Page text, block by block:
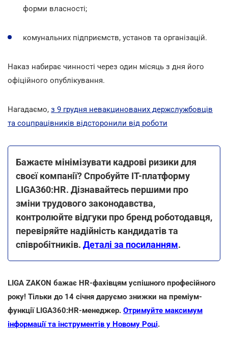
форми власності;
комунальних підприємств, установ та організацій.
Наказ набирає чинності через один місяць з дня його
офіційного опублікування.
Нагадаємо, з 9 грудня невакцинованих держслужбовців
та соцпрацівників відсторонили від роботи
Бажаєте мінімізувати кадрові ризики для
своєї компанії? Спробуйте ІТ-платформу
LIGA360:HR. Дізнавайтесь першими про
зміни трудового законодавства,
контролюйте відгуки про бренд роботодавця,
перевіряйте надійність кандидатів та
співробітників. Деталі за посиланням.
LIGA ZAKON бажає HR-фахівцям успішного професійного
року! Тільки до 14 січня даруємо знижки на преміум-
функції LIGA360:HR-менеджер. Отримуйте максимум
інформації та інструментів у Новому Році.